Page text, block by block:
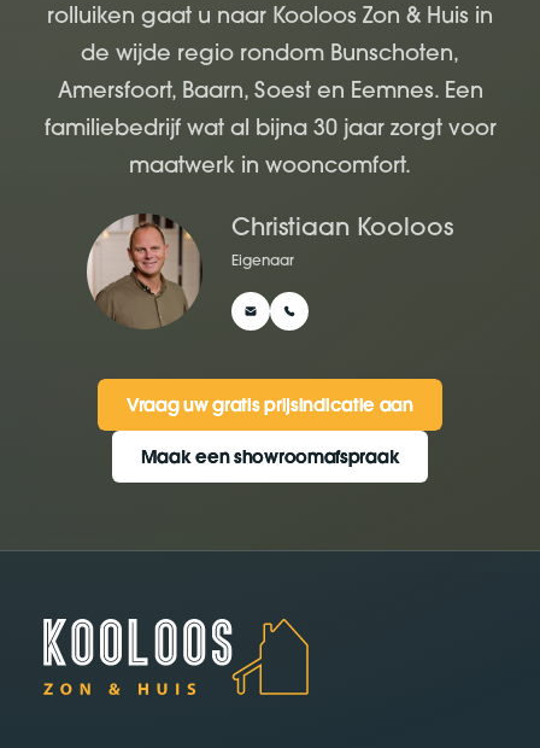
rolluiken gaat u naar Kooloos Zon & Huis in
de wijde regio rondom Bunschoten,
Amersfoort, Baarn, Soest en Eemnes. Een
familiebedrijf wat al bijna 30 jaar zorgt voor
maatwerk in wooncomfort.
Christiaan Kooloos
Eigenaar
Vraag uw gratis prijsindicatie aan
Vraag uw gratis prijsindicatie aan
Maak een showroomafspraak
Maak een showroomafspraak